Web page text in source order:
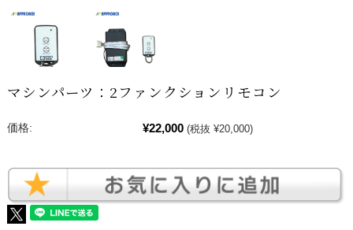
マシンパーツ：2ファンクションリモコン
価格: ¥22,000 (税抜 ¥20,000)